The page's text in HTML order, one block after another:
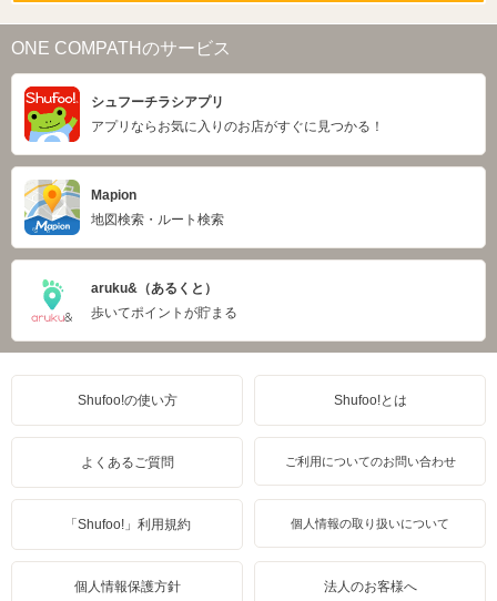
ONE COMPATHのサービス
シュフーチラシアプリ
アプリならお気に入りのお店がすぐに見つかる！
Mapion
地図検索・ルート検索
aruku&（あるくと）
歩いてポイントが貯まる
Shufoo!の使い方 Shufoo!とは
よくあるご質問 ご利用についてのお問い合わせ
「Shufoo!」利用規約 個人情報の取り扱いについて
個人情報保護方針 法人のお客様へ